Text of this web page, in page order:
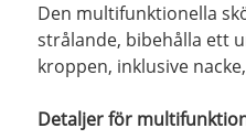
Den multifunktionella
strålande, bibehålla ett
kroppen, inklusive
Detaljer för